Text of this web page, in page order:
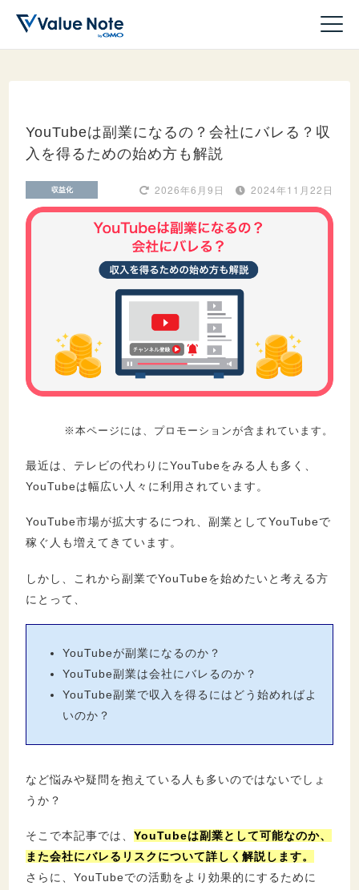
ドメイン
サーバー
収益化
セキュリティ
YouTubeは副業になるの？会社にバレる？収
入を得るための始め方も解説
2024年11月22日
2026年6月9日
収益化
※本ページには、プロモーションが含まれています。
最近は、テレビの代わりにYouTubeをみる人も多く、
YouTubeは幅広い人々に利用されています。
YouTube市場が拡大するにつれ、副業としてYouTubeで
稼ぐ人も増えてきています。
しかし、これから副業でYouTubeを始めたいと考える方
にとって、
YouTubeが副業になるのか？
YouTube副業は会社にバレるのか？
YouTube副業で収入を得るにはどう始めればよ
いのか？
など悩みや疑問を抱えている人も多いのではないでしょ
うか？
そこで本記事では、 YouTubeは副業として可能なのか、
また会社にバレるリスクについて詳しく解説します。
さらに、YouTubeでの活動をより効果的にするために